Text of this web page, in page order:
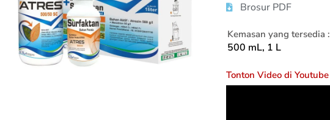
Brosur PDF
Kemasan yang tersedia :
500 mL, 1 L
Tonton Video di Youtube